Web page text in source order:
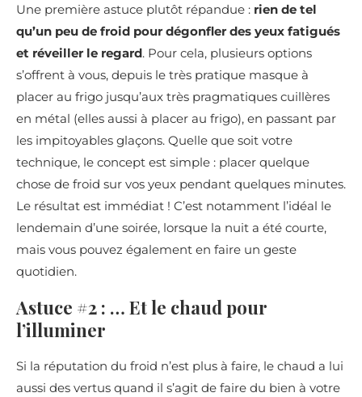
Une première astuce plutôt répandue : rien de tel
qu’un peu de froid pour dégonfler des yeux fatigués
et réveiller le regard. Pour cela, plusieurs options
s’offrent à vous, depuis le très pratique masque à
placer au frigo jusqu’aux très pragmatiques cuillères
en métal (elles aussi à placer au frigo), en passant par
les impitoyables glaçons. Quelle que soit votre
technique, le concept est simple : placer quelque
chose de froid sur vos yeux pendant quelques minutes.
Le résultat est immédiat ! C’est notamment l’idéal le
lendemain d’une soirée, lorsque la nuit a été courte,
mais vous pouvez également en faire un geste
quotidien.
Astuce #2 : … Et le chaud pour
l’illuminer
Si la réputation du froid n’est plus à faire, le chaud a lui
aussi des vertus quand il s’agit de faire du bien à votre